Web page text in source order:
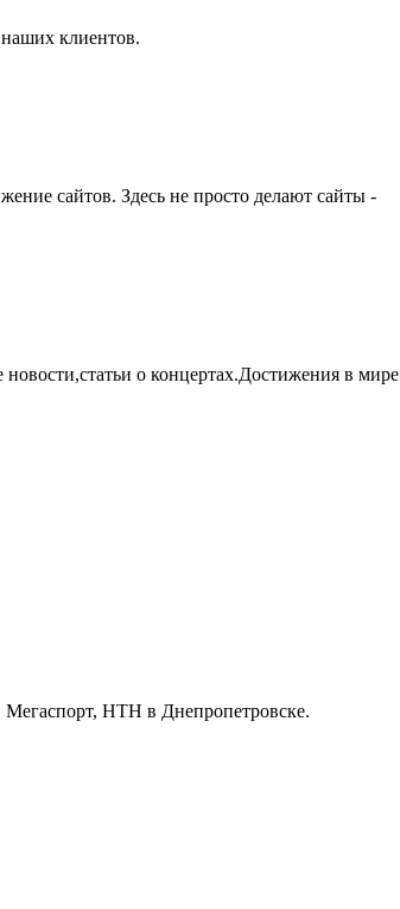
клиентов.
сайтов. Здесь не просто делают сайты -
о концертах.Достижения в мире
НТН в Днепропетровске.